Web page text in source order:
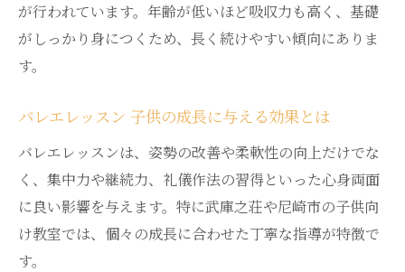
が行われています。年齢が低いほど吸収力も高く、基礎
がしっかり身につくため、長く続けやすい傾向にありま
す。
バレエレッスン 子供の成長に与える効果とは
バレエレッスンは、姿勢の改善や柔軟性の向上だけでな
く、集中力や継続力、礼儀作法の習得といった心身両面
に良い影響を与えます。特に武庫之荘や尼崎市の子供向
け教室では、個々の成長に合わせた丁寧な指導が特徴で
す。